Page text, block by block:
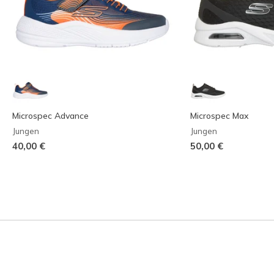
Microspec Advance
Jungen
40,00 €
Microspec Max
Jungen
50,00 €